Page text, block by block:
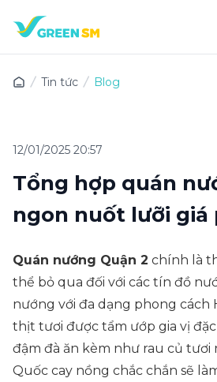
Tin tức Blog
12/01/2025 20:57
Tổng hợp quán
ngon nuốt lưỡi giá
Quán nướng Quận 2 chính là
thể bỏ qua đối với các tín đồ
nướng với đa dạng phong cách
thịt tươi được tẩm ướp gia vị
đậm đà ăn kèm như rau củ tươi
Quốc cay nồng chắc chắn sẽ